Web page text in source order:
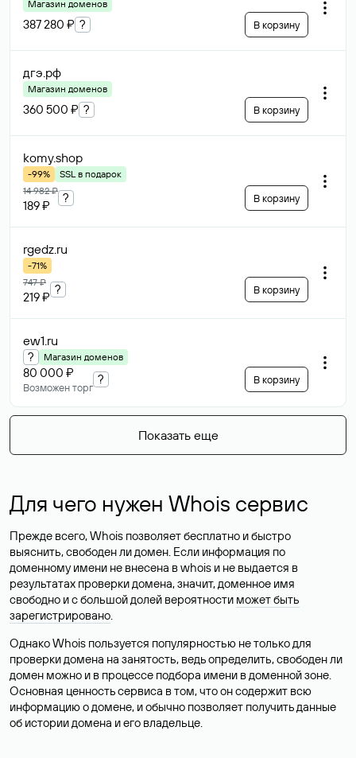
Магазин доменов
387 280 ₽ ? В корзину
дгэ.рф
Магазин доменов
360 500 ₽ ? В корзину
komy.shop
-99%
SSL в подарок
14 982 ₽
189 ₽
? В корзину
rgedz.ru
-71%
747 ₽
219 ₽
? В корзину
ew1.ru
? Магазин доменов
80 000 ₽
Возможен торг
? В корзину
Показать еще
Для чего нужен Whois сервис
Прежде всего, Whois позволяет бесплатно и быстро
выяснить, свободен ли домен. Если информация по
доменному имени не внесена в whois и не выдается в
результатах проверки домена, значит, доменное имя
свободно и с большой долей вероятности может быть
зарегистрировано.
Однако Whois пользуется популярностью не только для
проверки домена на занятость, ведь определить, свободен ли
домен можно и в процессе подбора имени в доменной зоне.
Основная ценность сервиса в том, что он содержит всю
информацию о домене, и обычно позволяет получить данные
об истории домена и его владельце.